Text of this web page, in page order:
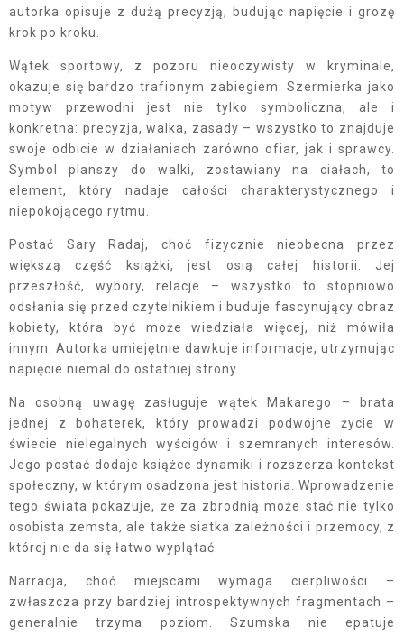
autorka opisuje z dużą precyzją, budując napięcie i grozę
krok po kroku.
Wątek sportowy, z pozoru nieoczywisty w kryminale,
okazuje się bardzo trafionym zabiegiem. Szermierka jako
motyw przewodni jest nie tylko symboliczna, ale i
konkretna: precyzja, walka, zasady – wszystko to znajduje
swoje odbicie w działaniach zarówno ofiar, jak i sprawcy.
Symbol planszy do walki, zostawiany na ciałach, to
element, który nadaje całości charakterystycznego i
niepokojącego rytmu.
Postać Sary Radaj, choć fizycznie nieobecna przez
większą część książki, jest osią całej historii. Jej
przeszłość, wybory, relacje – wszystko to stopniowo
odsłania się przed czytelnikiem i buduje fascynujący obraz
kobiety, która być może wiedziała więcej, niż mówiła
innym. Autorka umiejętnie dawkuje informacje, utrzymując
napięcie niemal do ostatniej strony.
Na osobną uwagę zasługuje wątek Makarego – brata
jednej z bohaterek, który prowadzi podwójne życie w
świecie nielegalnych wyścigów i szemranych interesów.
Jego postać dodaje książce dynamiki i rozszerza kontekst
społeczny, w którym osadzona jest historia. Wprowadzenie
tego świata pokazuje, że za zbrodnią może stać nie tylko
osobista zemsta, ale także siatka zależności i przemocy, z
której nie da się łatwo wyplątać.
Narracja, choć miejscami wymaga cierpliwości –
zwłaszcza przy bardziej introspektywnych fragmentach –
generalnie trzyma poziom. Szumska nie epatuje